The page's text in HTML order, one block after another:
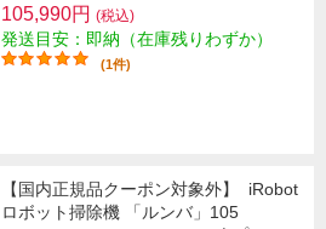
105,990円 (税込)
発送目安：即納（在庫残りわずか）
(1件)
【国内正規品クーポン対象外】
iRobot
ロボット掃除機 「ルンバ」105